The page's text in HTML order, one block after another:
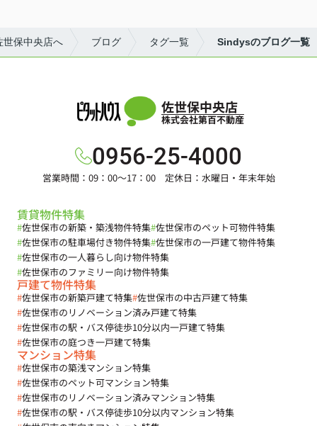
世保中央店へ ブログ タグ一覧 Sindysのブログ一覧
佐世保中央店
株式会社第百不動産
0956-25-4000
営業時間：09：00～17：00 定休日：水曜日・年末年始
賃貸物件特集
#佐世保市の新築・築浅物件特集#佐世保市のペット可物件特集
#佐世保市の駐車場付き物件特集#佐世保市の一戸建て物件特集
#佐世保市の一人暮らし向け物件特集
#佐世保市のファミリー向け物件特集
戸建て物件特集
#佐世保市の新築戸建て特集#佐世保市の中古戸建て特集
#佐世保市のリノベーション済み戸建て特集
#佐世保市の駅・バス停徒歩10分以内一戸建て特集
#佐世保市の庭つき一戸建て特集
マンション特集
#佐世保市の築浅マンション特集
#佐世保市のペット可マンション特集
#佐世保市のリノベーション済みマンション特集
#佐世保市の駅・バス停徒歩10分以内マンション特集